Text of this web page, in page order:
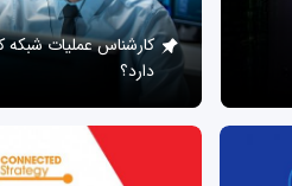
کارشناس عملیات
دارد؟